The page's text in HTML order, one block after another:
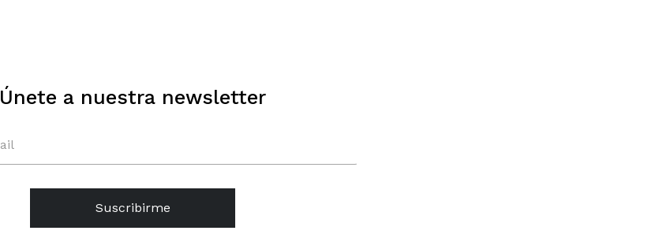
Únete a nuestra newsletter
Suscribirme